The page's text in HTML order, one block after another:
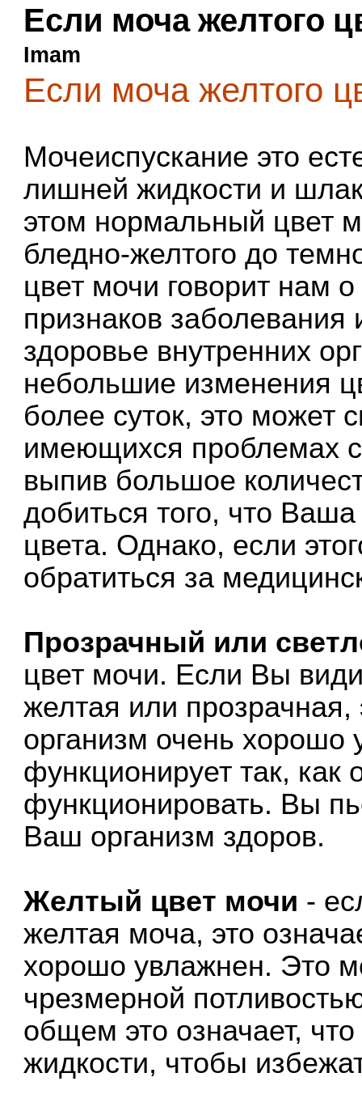
Если моча желтого
Imam
Если моча желтого
Мочеиспускание это
лишней жидкости и
этом нормальный цвет
бледно-желтого до
цвет мочи говорит нам
признаков заболевания
здоровье внутренних
небольшие изменения
более суток, это может
имеющихся проблемах
выпив большое
добиться того, что
цвета. Однако, если
обратиться за
Прозрачный или
цвет мочи. Если Вы
желтая или прозрачная,
организм очень хорошо
функционирует так, как
функционировать. Вы
Ваш организм здоров.
Желтый цвет мочи -
желтая моча, это
хорошо увлажнен. Это
чрезмерной
общем это означает,
жидкости, чтобы